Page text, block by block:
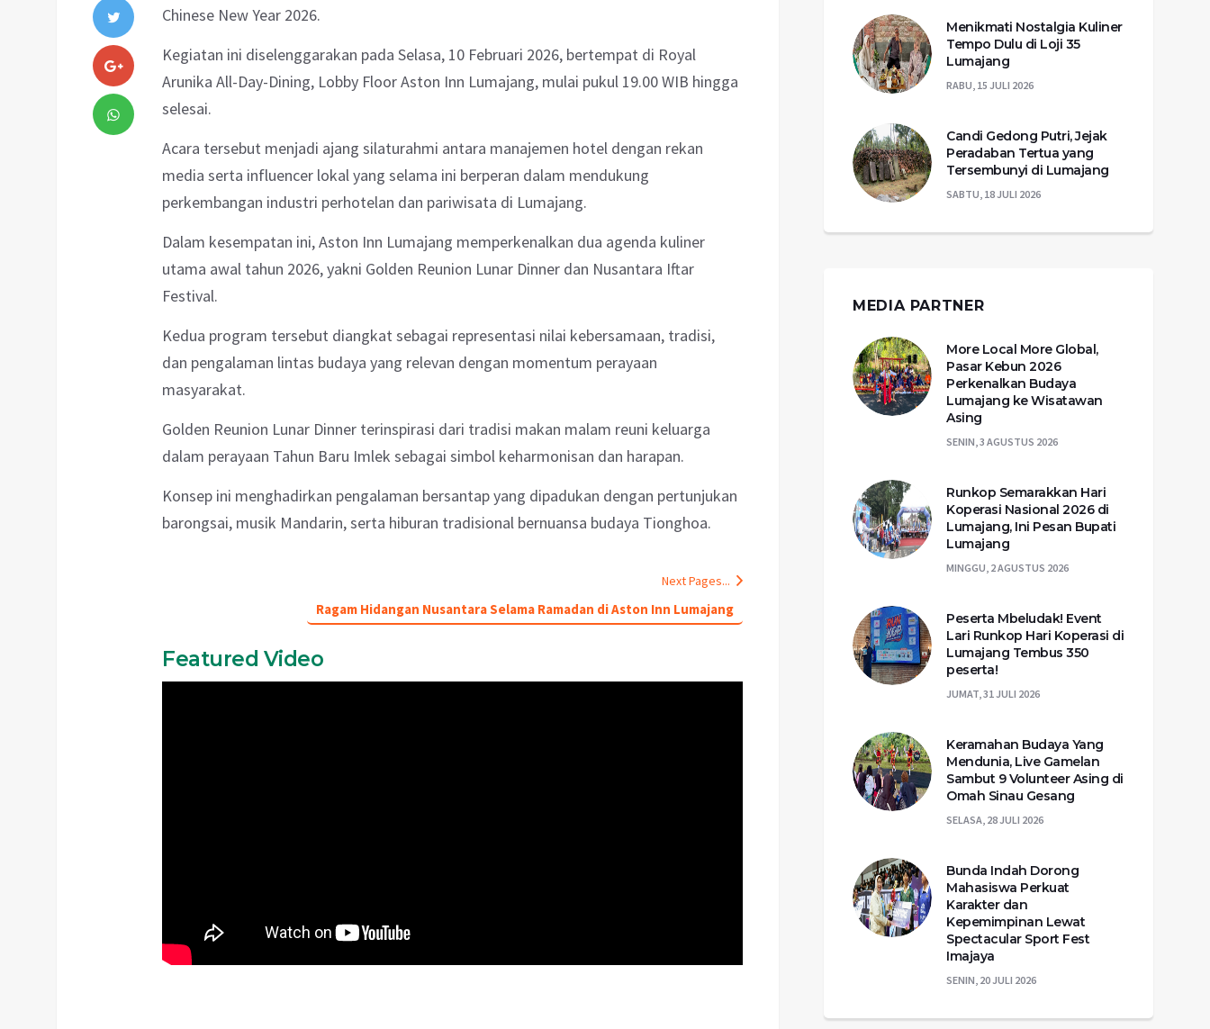
Chinese New Year 2026.
Kegiatan ini diselenggarakan pada Selasa, 10 Februari 2026, bertempat di Royal
Arunika All-Day-Dining, Lobby Floor Aston Inn Lumajang, mulai pukul 19.00 WIB hingga
selesai.
Acara tersebut menjadi ajang silaturahmi antara manajemen hotel dengan rekan
media serta influencer lokal yang selama ini berperan dalam mendukung
perkembangan industri perhotelan dan pariwisata di Lumajang.
Dalam kesempatan ini, Aston Inn Lumajang memperkenalkan dua agenda kuliner
utama awal tahun 2026, yakni Golden Reunion Lunar Dinner dan Nusantara Iftar
Festival.
Kedua program tersebut diangkat sebagai representasi nilai kebersamaan, tradisi,
dan pengalaman lintas budaya yang relevan dengan momentum perayaan
masyarakat.
Golden Reunion Lunar Dinner terinspirasi dari tradisi makan malam reuni keluarga
dalam perayaan Tahun Baru Imlek sebagai simbol keharmonisan dan harapan.
Konsep ini menghadirkan pengalaman bersantap yang dipadukan dengan pertunjukan
barongsai, musik Mandarin, serta hiburan tradisional bernuansa budaya Tionghoa.
Next Pages...
Ragam Hidangan Nusantara Selama Ramadan di Aston Inn Lumajang
Featured Video
Menikmati Nostalgia Kuliner
Tempo Dulu di Loji 35
Lumajang
RABU, 15 JULI 2026
Candi Gedong Putri, Jejak
Peradaban Tertua yang
Tersembunyi di Lumajang
SABTU, 18 JULI 2026
MEDIA PARTNER
More Local More Global,
Pasar Kebun 2026
Perkenalkan Budaya
Lumajang ke Wisatawan
Asing
SENIN, 3 AGUSTUS 2026
Runkop Semarakkan Hari
Koperasi Nasional 2026 di
Lumajang, Ini Pesan Bupati
Lumajang
MINGGU, 2 AGUSTUS 2026
Peserta Mbeludak! Event
Lari Runkop Hari Koperasi di
Lumajang Tembus 350
peserta!
JUMAT, 31 JULI 2026
Keramahan Budaya Yang
Mendunia, Live Gamelan
Sambut 9 Volunteer Asing di
Omah Sinau Gesang
SELASA, 28 JULI 2026
Bunda Indah Dorong
Mahasiswa Perkuat
Karakter dan
Kepemimpinan Lewat
Spectacular Sport Fest
Imajaya
SENIN, 20 JULI 2026